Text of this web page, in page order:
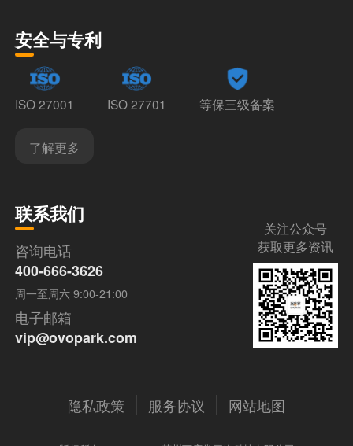
安全与专利
ISO 27001 ISO 27701 等保三级备案
了解更多
联系我们
咨询电话
400-666-3626
周一至周六 9:00-21:00
电子邮箱
vip@ovopark.com
关注公众号
获取更多资讯
隐私政策 服务协议 网站地图